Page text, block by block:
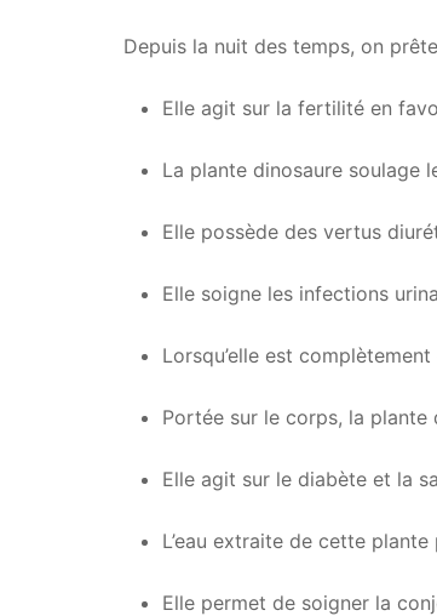
Depuis la nuit des temps, on
Elle agit sur la fertilité en
La plante dinosaure soulage
Elle possède des vertus
Elle soigne les infections
Lorsqu’elle est
Portée sur le corps, la plante
Elle agit sur le diabète et la
L’eau extraite de cette
Elle permet de soigner la